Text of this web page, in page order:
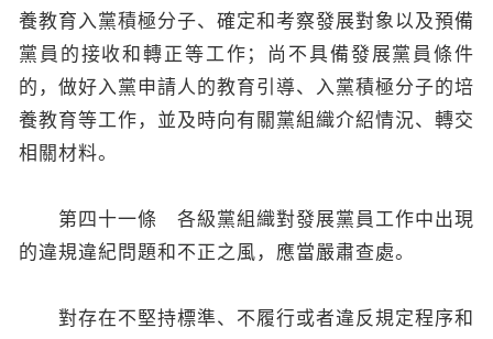
養教育入黨積極分子、確定和考察發展對象以及預備
黨員的接收和轉正等工作；尚不具備發展黨員條件
的，做好入黨申請人的教育引導、入黨積極分子的培
養教育等工作，並及時向有關黨組織介紹情況、轉交
相關材料。
第四十一條 各級黨組織對發展黨員工作中出現
的違規違紀問題和不正之風，應當嚴肅查處。
對存在不堅持標準、不履行或者違反規定程序和